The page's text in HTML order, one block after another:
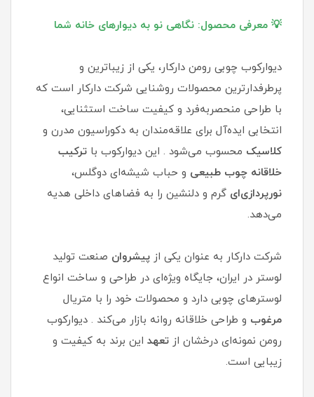
💡 معرفی محصول: نگاهی نو به دیوارهای خانه شما
دیوارکوب چوبی رومن دارکار، یکی از زیباترین و
پرطرفدارترین محصولات روشنایی شرکت دارکار است که
با طراحی منحصربه‌فرد و کیفیت ساخت استثنایی،
انتخابی ایده‌آل برای علاقه‌مندان به دکوراسیون مدرن و
کلاسیک محسوب می‌شود . این دیوارکوب با ترکیب
خلاقانه چوب طبیعی و حباب شیشه‌ای دوگلس،
نورپردازی‌ای گرم و دلنشین را به فضاهای داخلی هدیه
می‌دهد.
شرکت دارکار به عنوان یکی از پیشروان صنعت تولید
لوستر در ایران، جایگاه ویژه‌ای در طراحی و ساخت انواع
لوسترهای چوبی دارد و محصولات خود را با متریال
مرغوب و طراحی خلاقانه روانه بازار می‌کند . دیوارکوب
رومن نمونه‌ای درخشان از تعهد این برند به کیفیت و
زیبایی است.